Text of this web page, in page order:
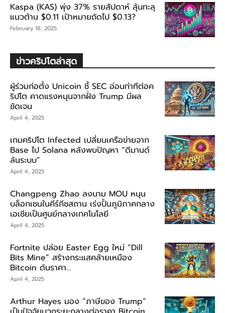
Kaspa (KAS) พุ่ง 37% รายสัปดาห์ ลุ้นทะลุ
แนวต้าน $0.11 เป้าหมายถัดไป $0.13?
February 18, 2025
ข่าวคริปโตล่าสุด
ผู้ร่วมก่อตั้ง Unicoin ชี้ SEC อ่อนท่าทีต่อค
ริปโต คาดแรงหนุนจากฝั่ง Trump มีผล
ชัดเจน
April 4, 2025
เกมคริปโต Infected เปลี่ยนเครือข่ายจาก
Base ไป Solana หลังพบปัญหา “ดีมานด์
ล้นระบบ”
April 4, 2025
Changpeng Zhao ลงนาม MOU หนุน
บล็อกเชนในคีร์กีซสถาน เร่งปั้นภูมิภาคกลาง
เอเชียเป็นศูนย์กลางเทคโนโลยี
April 4, 2025
Fortnite ปล่อย Easter Egg ใหม่ “Dill
Bits Mine” สร้างกระแสคล้ายเหมือง
Bitcoin ดันราคา...
April 4, 2025
Arthur Hayes มอง “ภาษีของ Trump”